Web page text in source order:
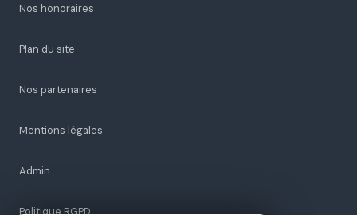
Nos honoraires
Plan du site
Nos partenaires
Mentions légales
Admin
Politique RGPD